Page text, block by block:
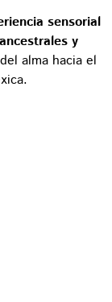
sensorial
y
alma hacia el